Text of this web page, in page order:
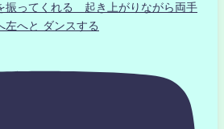
振ってくれる 起き上がりながら両手
へと ダンスする